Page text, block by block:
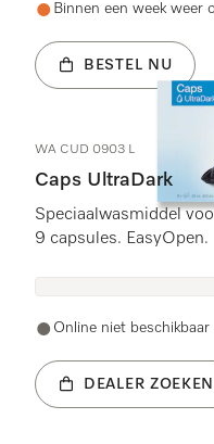
Binnen een week weer
BESTEL NU
WA CUD 0903 L
Caps UltraDark
Speciaalwasmiddel
9 capsules. EasyOpen.
Online niet beschikbaar
DEALER ZOEKEN